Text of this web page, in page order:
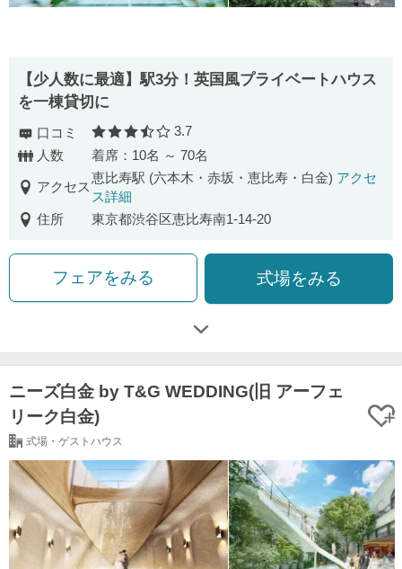
【少人数に最適】駅3分！英国風プライベートハウス
を一棟貸切に
口コミ 口コミ評価
3.7
人数
着席：10名 ～ 70名
アクセス
恵比寿駅 (六本木・赤坂・恵比寿・白金) アクセ
ス詳細
住所
東京都渋谷区恵比寿南1-14-20
フェアをみる 式場をみる
ニーズ白金 by T&G WEDDING(旧 アーフェ
リーク白金)
式場・ゲストハウス